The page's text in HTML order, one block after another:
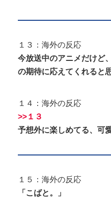
１３：海外の反応
今放送中のアニメだけど
の期待に応えてくれると思
１４：海外の反応
>>１３
予想外に楽しめてる、可
１５：海外の反応
「こばと。」